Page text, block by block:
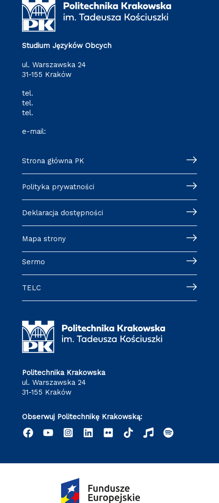
Studium Języków Obcych
ul. Warszawska 24
31-155 Kraków
tel.
tel.
tel.
e-mail:
Strona główna PK
Polityka prywatności
Deklaracja dostępności
Mapa strony
Sermo
TELC
Politechnika Krakowska
ul. Warszawska 24
31-155 Kraków
Obserwuj Politechnikę Krakowską: